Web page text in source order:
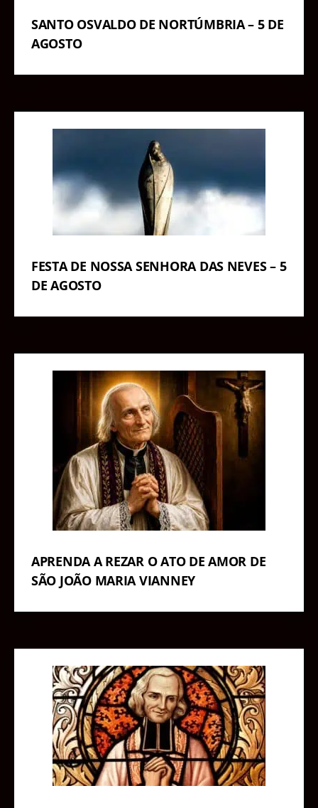
SANTO OSVALDO DE NORTÚMBRIA – 5 DE
AGOSTO
FESTA DE NOSSA SENHORA DAS NEVES – 5
DE AGOSTO
APRENDA A REZAR O ATO DE AMOR DE
SÃO JOÃO MARIA VIANNEY